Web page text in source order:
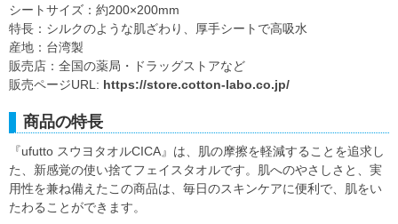
シートサイズ：約200×200mm
特長：シルクのような肌ざわり、厚手シートで高吸水
産地：台湾製
販売店：全国の薬局・ドラッグストアなど
販売ページURL: https://store.cotton-labo.co.jp/
商品の特長
『ufutto スウヨタオルCICA』は、肌の摩擦を軽減することを追求し
た、新感覚の使い捨てフェイスタオルです。肌へのやさしさと、実
用性を兼ね備えたこの商品は、毎日のスキンケアに便利で、肌をい
たわることができます。